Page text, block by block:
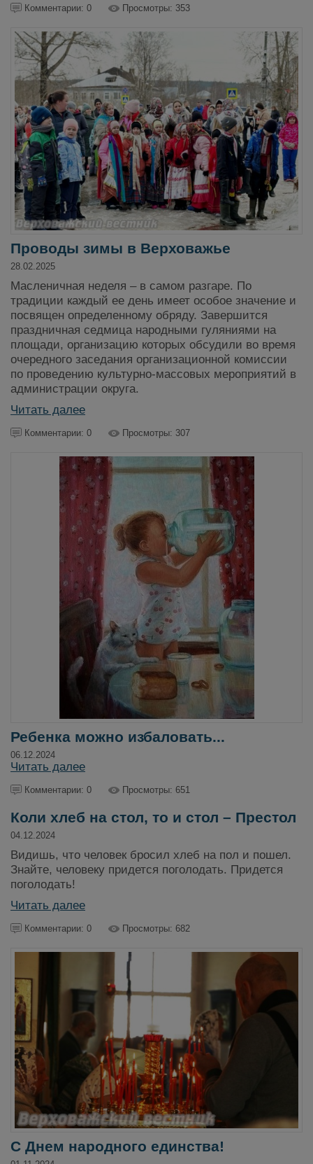
Комментарии: 0 Просмотры: 353
Проводы зимы в Верховажье
28.02.2025
Масленичная неделя – в самом разгаре. По
традиции каждый ее день имеет особое значение и
посвящен определенному обряду. Завершится
праздничная седмица народными гуляниями на
площади, организацию которых обсудили во время
очередного заседания организационной комиссии
по проведению культурно-массовых мероприятий в
администрации округа.
Читать далее
Комментарии: 0 Просмотры: 307
Ребенка можно избаловать...
06.12.2024
Читать далее
Комментарии: 0 Просмотры: 651
Коли хлеб на стол, то и стол – Престол
04.12.2024
Видишь, что человек бросил хлеб на пол и пошел.
Знайте, человеку придется поголодать. Придется
поголодать!
Читать далее
Комментарии: 0 Просмотры: 682
С Днем народного единства!